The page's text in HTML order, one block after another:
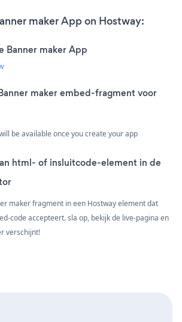
maker App on Hostway:
Banner maker App
maker embed-fragment voor
be available once you create your app
html- of insluitcode-element in de
maker fragment in een Hostway element dat
code accepteert. sla op, bekijk de live-pagina en
verschijnt!